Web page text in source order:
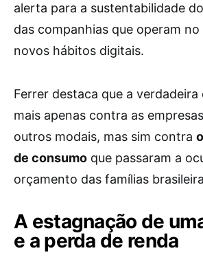
alerta para a sustentabilidade
das companhias que operam
novos hábitos digitais.
Ferrer destaca que a verdadeira
mais apenas contra as
outros modais, mas sim contra
de consumo que passaram a
orçamento das famílias
A estagnação de
e a perda de renda